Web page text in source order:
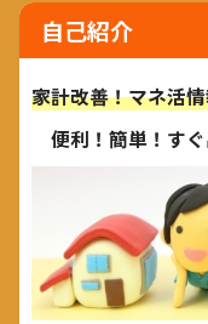
自己紹介
家計改善！マネ活
便利！簡単！すぐ